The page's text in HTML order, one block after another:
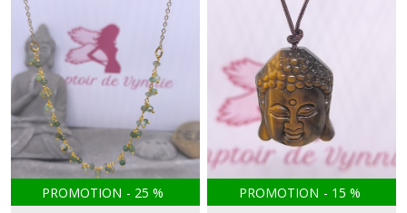
PROMOTION - 25 % PROMOTION - 15 %